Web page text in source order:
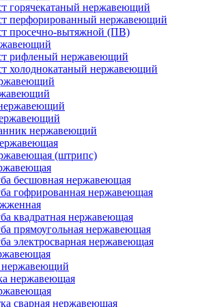
горячекатаный нержавеющий
перфорированный нержавеющий
просечно-вытяжной (ПВ)
рифленый нержавеющий
холоднокатаный нержавеющий
нержавеющий
(штрипс)
бесшовная нержавеющая
гофрированная нержавеющая
квадратная нержавеющая
прямоугольная нержавеющая
электросварная нержавеющая
нержавеющая
сварная нержавеющая